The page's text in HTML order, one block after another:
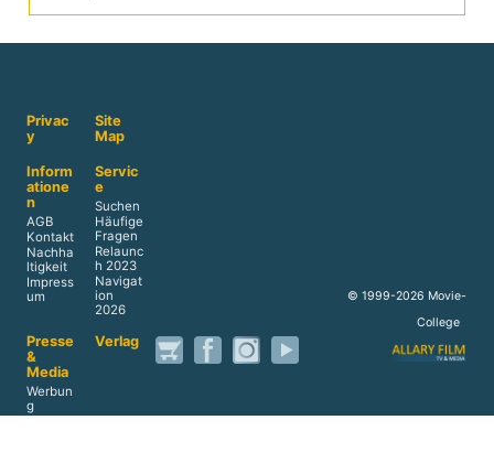
Privac
y
Site
Map
Inform
atione
n
AGB
Kontakt
Nachha
ltigkeit
Impress
um
Servic
e
Suchen
Häufige
Fragen
Relaunc
h 2023
Navigat
ion
2026
Presse
&
Media
Werbun
g
Verlag
© 1999-2026 Movie-
College